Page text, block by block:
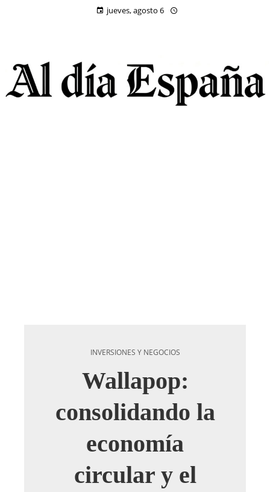
jueves, agosto 6
INVERSIONES Y NEGOCIOS
Wallapop:
consolidando la
economía
circular y el